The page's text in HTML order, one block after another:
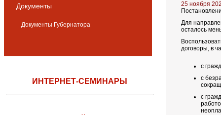
Документы
Документы Губернатора
ИНТЕРНЕТ-СЕМИНАРЫ
25 ноября
Для
осталось
договоры, в
с
с
с